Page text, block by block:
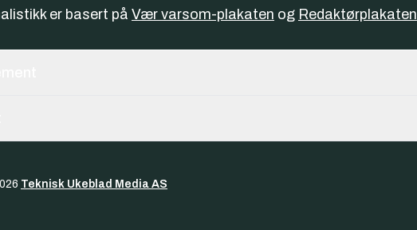
er basert på Vær varsom-plakaten og Redaktørplakaten
Teknisk Ukeblad Media AS